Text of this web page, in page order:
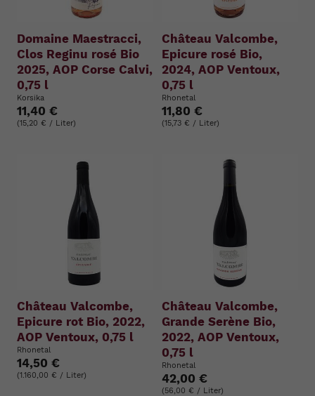
Domaine Maestracci,
Clos Reginu rosé Bio
2025, AOP Corse Calvi,
0,75 l
Korsika
11,40 €
(15,20 € / Liter)
Château Valcombe,
Epicure rosé Bio,
2024, AOP Ventoux,
0,75 l
Rhonetal
11,80 €
(15,73 € / Liter)
Château Valcombe,
Epicure rot Bio, 2022,
AOP Ventoux, 0,75 l
Rhonetal
14,50 €
(1.160,00 € / Liter)
Château Valcombe,
Grande Serène Bio,
2022, AOP Ventoux,
0,75 l
Rhonetal
42,00 €
(56,00 € / Liter)